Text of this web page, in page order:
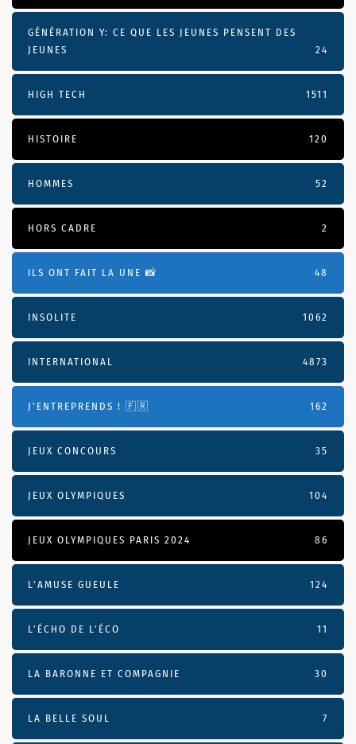
GÉNÉRATION Y: CE QUE LES JEUNES PENSENT DES
JEUNES
24
HIGH TECH 1511
HISTOIRE 120
HOMMES 52
HORS CADRE 2
ILS ONT FAIT LA UNE 📸 48
INSOLITE 1062
INTERNATIONAL 4873
J'ENTREPRENDS ! 🇫🇷 162
JEUX CONCOURS 35
JEUX OLYMPIQUES 104
JEUX OLYMPIQUES PARIS 2024 86
L'AMUSE GUEULE 124
L’ÉCHO DE L’ÉCO 11
LA BARONNE ET COMPAGNIE 30
LA BELLE SOUL 7